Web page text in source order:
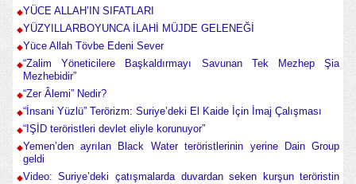
YÜCE ALLAH’IN SIFATLARI
YÜZYILLARBOYUNCA İLAHİ MÜJDE GELENEĞİ
Yüce Allah Tövbe Edeni Sever
“Zalim Yöneticilere Başkaldırmayı Savunan Tek Mezhep Şia
Mezhebidir”
“Zer Âlemi” Nedir?
“İnsani Yüzlü” Terörizm: Suriye’deki El Kaide İçin İmaj Çalışması
“IŞİD teröristleri devlet eliyle korunuyor”
Yemen’den ayrılan Black Water teröristlerinin yerine Dain Group
geldi
Video: Suriye’deki çatışmalarda duvardan seken kurşun teröristin